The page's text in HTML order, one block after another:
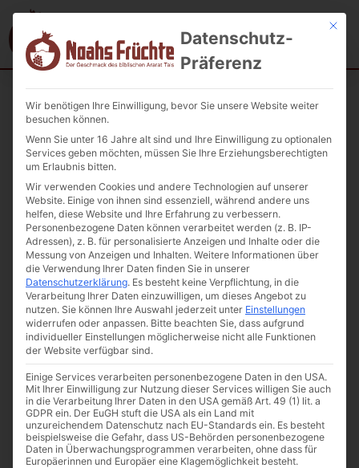
Startseite/Säfte/Kompott/Mineralwasser/Bier/ Kornelkirschen
Kompott Vilfood 1l
Mit
Datenschutz-
Präferenz
Wir benötigen Ihre Einwilligung, bevor Sie unsere Website weiter
besuchen können.
Wenn Sie unter 16 Jahre alt sind und Ihre Einwilligung zu optionalen
Services geben möchten, müssen Sie Ihre Erziehungsberechtigten
um Erlaubnis bitten.
Wir verwenden Cookies und andere Technologien auf unserer
Website. Einige von ihnen sind essenziell, während andere uns
helfen, diese Website und Ihre Erfahrung zu verbessern.
Personenbezogene Daten können verarbeitet werden (z. B. IP-
Adressen), z. B. für personalisierte Anzeigen und Inhalte oder die
Messung von Anzeigen und Inhalten. Weitere Informationen über
die Verwendung Ihrer Daten finden Sie in unserer
Datenschutzerklärung. Es besteht keine Verpflichtung, in die
Verarbeitung Ihrer Daten einzuwilligen, um dieses Angebot zu
nutzen. Sie können Ihre Auswahl jederzeit unter Einstellungen
widerrufen oder anpassen. Bitte beachten Sie, dass aufgrund
individueller Einstellungen möglicherweise nicht alle Funktionen
der Website verfügbar sind.
Einige Services verarbeiten personenbezogene Daten in den USA.
Mit Ihrer Einwilligung zur Nutzung dieser Services willigen Sie auch
in die Verarbeitung Ihrer Daten in den USA gemäß Art. 49 (1) lit. a
GDPR ein. Der EuGH stuft die USA als ein Land mit
unzureichendem Datenschutz nach EU-Standards ein. Es besteht
beispielsweise die Gefahr, dass US-Behörden personenbezogene
Daten in Überwachungsprogrammen verarbeiten, ohne dass für
Europäerinnen und Europäer eine Klagemöglichkeit besteht.